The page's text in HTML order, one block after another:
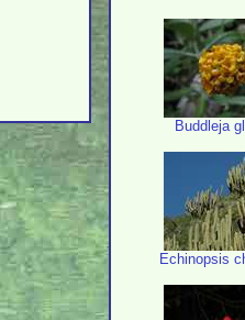
Buddleja
Echinopsis